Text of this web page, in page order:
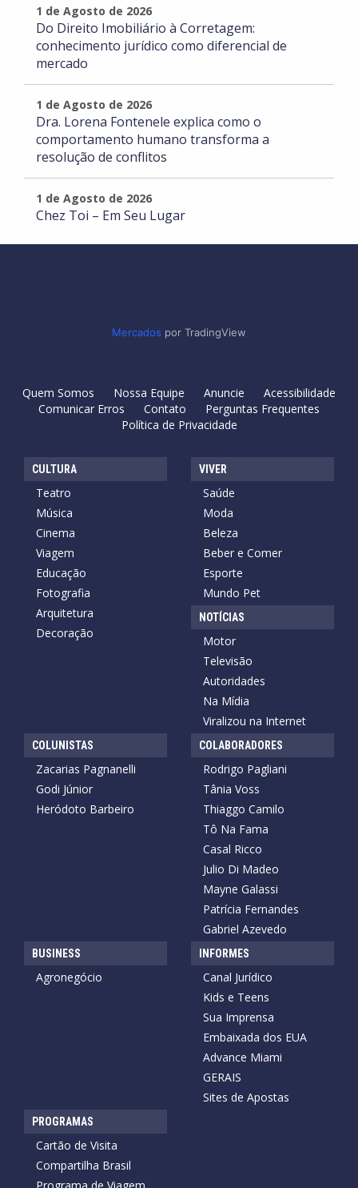
1 de Agosto de 2026
Do Direito Imobiliário à Corretagem:
conhecimento jurídico como diferencial de
mercado
1 de Agosto de 2026
Dra. Lorena Fontenele explica como o
comportamento humano transforma a
resolução de conflitos
1 de Agosto de 2026
Chez Toi – Em Seu Lugar
Mercados por TradingView
Quem Somos Nossa Equipe Anuncie
Acessibilidade
Comunicar Erros
Contato
Perguntas Frequentes
Política de Privacidade
CULTURA
Teatro
Música
Cinema
Viagem
Educação
Fotografia
Arquitetura
Decoração
VIVER
Saúde
Moda
Beleza
Beber e Comer
Esporte
Mundo Pet
NOTÍCIAS
Motor
Televisão
Autoridades
Na Mídia
Viralizou na Internet
COLUNISTAS
Zacarias Pagnanelli
Godi Júnior
Heródoto Barbeiro
COLABORADORES
Rodrigo Pagliani
Tânia Voss
Thiaggo Camilo
Tô Na Fama
Casal Ricco
Julio Di Madeo
Mayne Galassi
Patrícia Fernandes
Gabriel Azevedo
BUSINESS
Agronegócio
INFORMES
Canal Jurídico
Kids e Teens
Sua Imprensa
Embaixada dos EUA
Advance Miami
GERAIS
Sites de Apostas
PROGRAMAS
Cartão de Visita
Compartilha Brasil